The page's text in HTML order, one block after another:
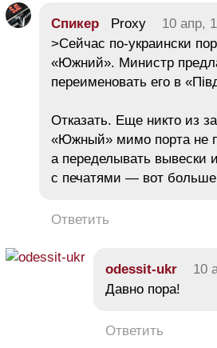
Спикер Proxy 10 апр,
>Сейчас по-украински
«Южний». Министр
переименовать его в
Отказать. Еще никто из
«Южный» мимо порта не
а переделывать вывески
с печатями — вот больше
Ответить
odessit-ukr 10
Давно пора!
Ответить